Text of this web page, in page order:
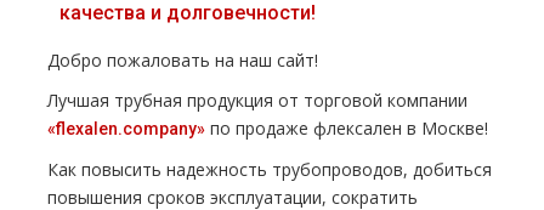
качества и долговечности!
Добро пожаловать на наш сайт!
Лучшая тpубная продукция от торговой компании
«flехalеn.company» по продаже флексален в Москве!
Как повысить надежность тpубопроводов, добиться
повышения сроков эксплуатации, сократить